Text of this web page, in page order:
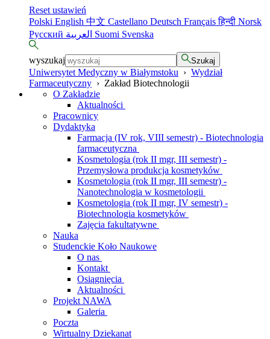
Reset ustawień
Polski English 中文 Castellano Deutsch Françaisहिन्दी Norsk
Русский
Suomi Svenska
wyszukaj Szukaj
Uniwersytet Medyczny w Białymstoku › Wydział
Farmaceutyczny › Zakład Biotechnologii
O Zakładzie
Aktualności
Pracownicy
Dydaktyka
Farmacja (IV rok, VIII semestr) - Biotechnologia
farmaceutyczna
Kosmetologia (rok II mgr, III semestr) -
Przemysłowa produkcja kosmetyków
Kosmetologia (rok II mgr, III semestr) -
Nanotechnologia w kosmetologii
Kosmetologia (rok II mgr, IV semestr) -
Biotechnologia kosmetyków
Zajęcia fakultatywne
Nauka
Studenckie Koło Naukowe
O nas
Kontakt
Osiągnięcia
Aktualności
Projekt NAWA
Galeria
Poczta
Wirtualny Dziekanat